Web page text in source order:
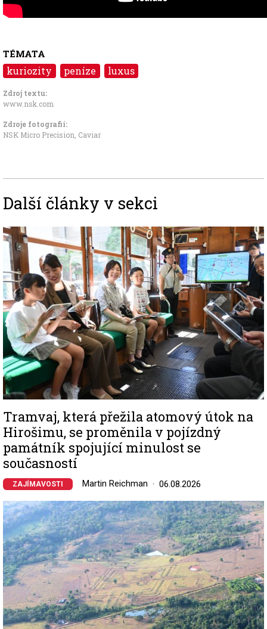
TÉMATA
kuriozity peníze luxus
Zdroj textu:
www.nsk.com
Zdroje fotografii:
NSK Micro Precision, Caviar
Další články v sekci
Image
Tramvaj, která přežila atomový útok na
Hirošimu, se proměnila v pojízdný
památník spojující minulost se
současností
ZAJÍMAVOSTI Martin Reichman 06.08.2026
Image